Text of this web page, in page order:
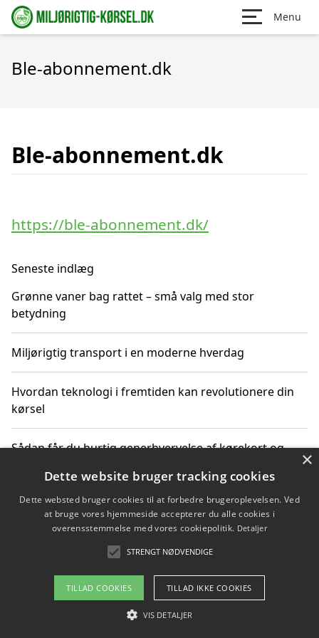
Menu
Ble-abonnement.dk
Ble-abonnement.dk
https://ble-abonnement.dk/
Seneste indlæg
Grønne vaner bag rattet – små valg med stor
betydning
Miljørigtig transport i en moderne hverdag
Hvordan teknologi i fremtiden kan revolutionere din
kørsel
Sådan får du hurtig generhvervelse af kørekort og
Sådan lærer du miljørigtig kørsel hos en køreskole i
Gentofte
Copyright 2026 - Pilanto Aps
Om / kontakt
×
Dette website bruger tracking cookies
Dette websted bruger cookies til at forbedre brugeroplevelsen. Ved
at bruge vores hjemmeside accepterer du alle cookies i
overensstemmelse med vores cookiepolitik. Detaljer
STRENGT NØDVENDIGE
TILLAD COOKIES TILLAD IKKE COOKIES
VIS DETALJER